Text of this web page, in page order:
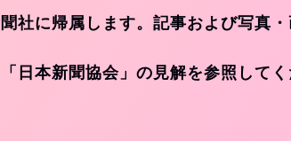
社に帰属します。記事および写真
日本新聞協会」の見解を参照してく